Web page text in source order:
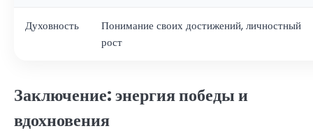
Духовность
Понимание своих достижений, личностный
рост
Заключение: энергия победы и
вдохновения